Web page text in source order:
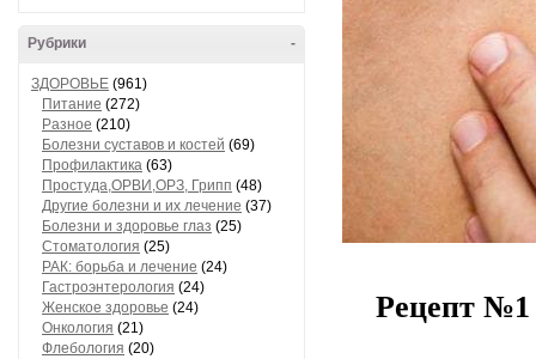
-
Рубрики
ЗДОРОВЬЕ (961)
Питание (272)
Разное (210)
Болезни суставов и костей (69)
Профилактика (63)
Простуда,ОРВИ,ОРЗ, Грипп (48)
Другие болезни и их лечение (37)
Болезни и здоровье глаз (25)
Стоматология (25)
РАК: борьба и лечение (24)
Гастроэнтерология (24)
Женское здоровье (24)
Онкология (21)
Флебология (20)
Рецепт